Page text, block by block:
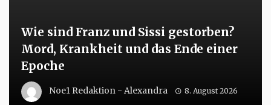
Wie sind Franz und Sissi gestorben?
Mord, Krankheit und das Ende einer
Epoche
Noe1 Redaktion - Alexandra 8. August 2026